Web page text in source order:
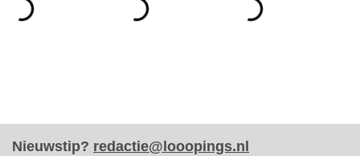
Nieuwstip? redactie@looopings.nl